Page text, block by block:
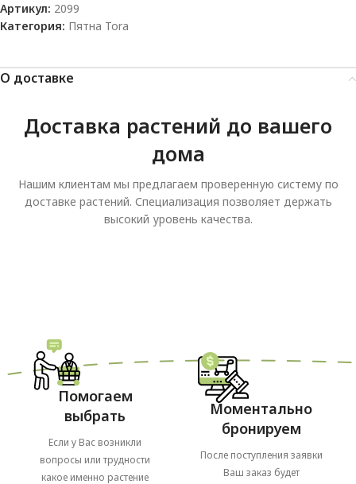
Артикул: 2099
Категория: Пятна Tora
О доставке
Доставка растений до вашего
дома
Нашим клиентам мы предлагаем проверенную систему по
доставке растений. Специализация позволяет держать
высокий уровень качества.
Помогаем
выбрать
Если у Вас возникли
вопросы или трудности
какое именно растение
Моментально
бронируем
После поступления заявки
Ваш заказ будет